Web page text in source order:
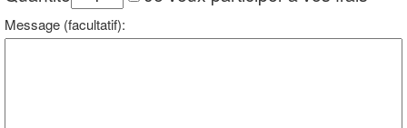
Message (facultatif):